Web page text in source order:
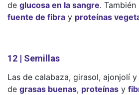
de glucosa en la sangre.
fuente de fibra y proteínas
12 | Semillas
Las de calabaza, girasol, ajonjolí
de grasas buenas, proteínas y